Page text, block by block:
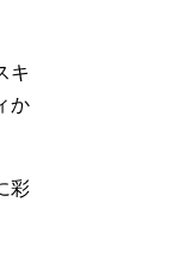
キ
か
彩